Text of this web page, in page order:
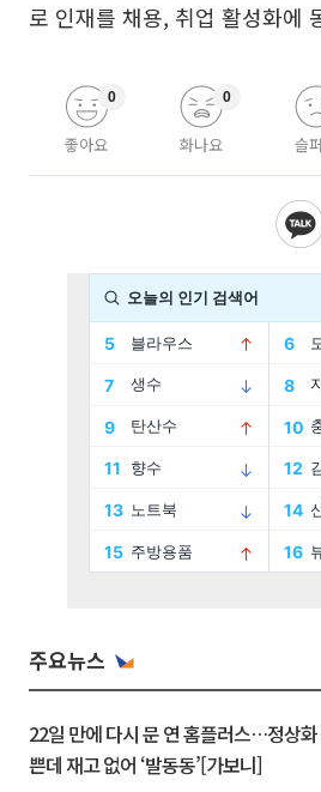
로 인재를 채용, 취업 활성화에
좋아요
0
화나요
0
슬
주요뉴스
22일 만에 다시 문 연 홈플러스…정상
쁜데 재고 없어 ‘발동동’[가보니]